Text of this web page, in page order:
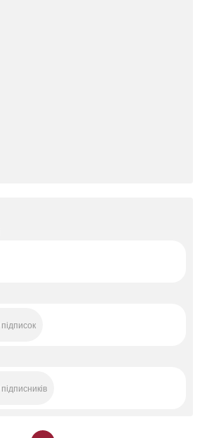
підписок
підписників